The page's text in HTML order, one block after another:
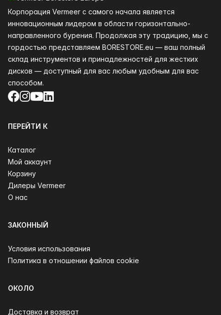
Корпорация Vermeer с самого начала является
инновационным лидером в области горизонтально-
направленного бурения. Продолжая эту традицию, мы с
гордостью представляем BORESTORE.eu — ваш полный
склад инструментов и принадлежностей для жестких
дисков — доступный для вас любым удобным для вас
способом.
Facebook
Instagram
YouTube
LinkedIn
ПЕРЕЙТИ К
Каталог
Мой аккаунт
Корзину
Дилеры Vermeer
О нас
ЗАКОННЫЙ
Условия использования
Политика в отношении файлов cookie
ОКОЛО
Доставка и возврат